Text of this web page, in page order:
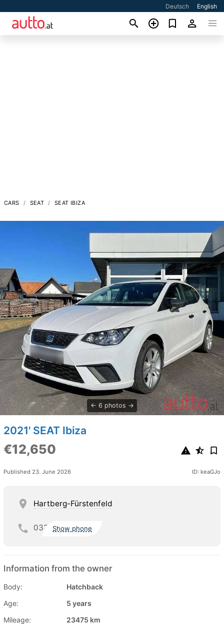
Deutsch English
CARS SEAT SEAT IBIZA
6 photos
2021' SEAT Ibiza
€12,650
Published 23. June 2026 ID: keaGJo
Hartberg-Fürstenfeld
033 Show phone
Information from the owner
Body:
Hatchback
Age:
5 years
Mileage:
23475 km